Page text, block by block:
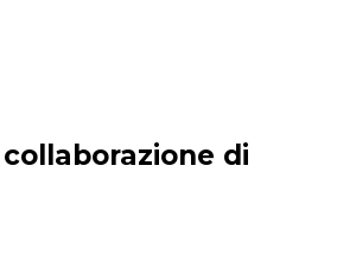
di